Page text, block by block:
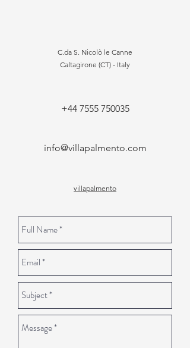
C.da S. Nicolò le Canne
Caltagirone (CT) - Italy
+44 7555 750035
info@villapalmento.com
villapalmento